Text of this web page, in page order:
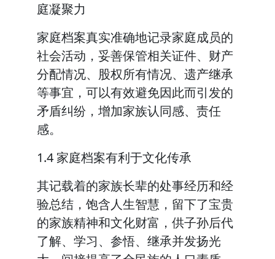
庭凝聚力
家庭档案真实准确地记录家庭成员的
社会活动，妥善保管相关证件、财产
分配情况、股权所有情况、遗产继承
等事宜，可以有效避免因此而引发的
矛盾纠纷，增加家族认同感、责任
感。
1.4 家庭档案有利于文化传承
其记载着的家族长辈的处事经历和经
验总结，饱含人生智慧，留下了宝贵
的家族精神和文化财富，供子孙后代
了解、学习、参悟、继承并发扬光